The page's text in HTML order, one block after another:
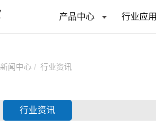
产品中心 行业应用
新闻中心 行业资讯
行业资讯